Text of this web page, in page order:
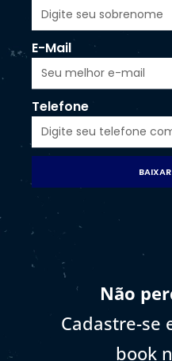
E-Mail
Telefone
Não
Cadastre-se
book